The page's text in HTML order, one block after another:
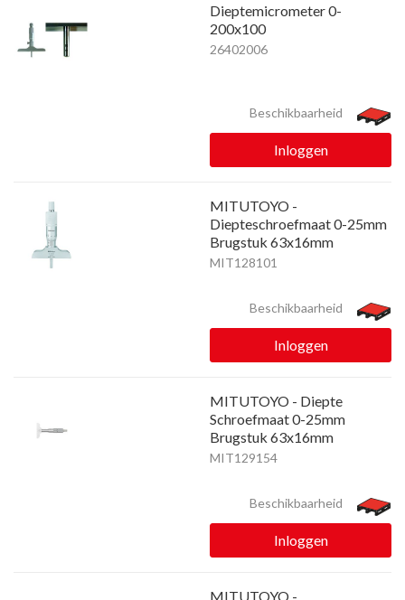
Dieptemicrometer 0-
200x100
26402006
Beschikbaarheid
Inloggen
MITUTOYO -
Diepteschroefmaat 0-25mm
Brugstuk 63x16mm
MIT128101
Beschikbaarheid
Inloggen
MITUTOYO - Diepte
Schroefmaat 0-25mm
Brugstuk 63x16mm
MIT129154
Beschikbaarheid
Inloggen
MITUTOYO -